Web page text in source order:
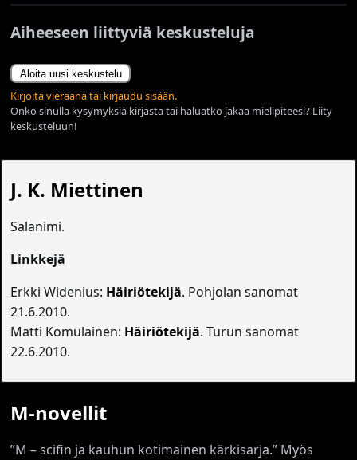
Aiheeseen liittyviä keskusteluja
Aloita uusi keskustelu
Kirjoita vieraana tai kirjaudu sisään.
Onko sinulla kysymyksiä kirjasta tai haluatko jakaa mielipiteesi? Liity
keskusteluun!
J. K. Miettinen
Salanimi.
Linkkejä
Erkki Widenius: Häiriötekijä. Pohjolan sanomat
21.6.2010.
Matti Komulainen: Häiriötekijä. Turun sanomat
22.6.2010.
M-novellit
”M – scifin ja kauhun kotimainen kärkisarja.” Myös